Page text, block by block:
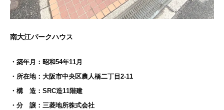
南大江パークハウス
・築年月：昭和54年11月
・所在地：大阪市中央区農人橋二丁目2-11
・構 造：SRC造11階建
・分 譲：三菱地所株式会社